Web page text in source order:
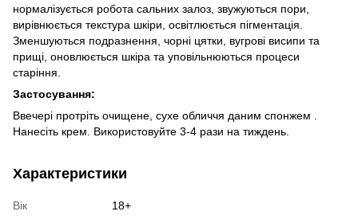
нормалізується робота сальних залоз, звужуються пори,
вирівнюється текстура шкіри, освітлюється пігментація.
Зменшуються подразнення, чорні цятки, вугрові висипи та
прищі, оновлюється шкіра та уповільнюються процеси
старіння.
Застосування:
Ввечері протріть очищене, сухе обличчя даним спонжем .
Нанесіть крем. Використовуйте 3-4 рази на тиждень.
Характеристики
Вік
18+